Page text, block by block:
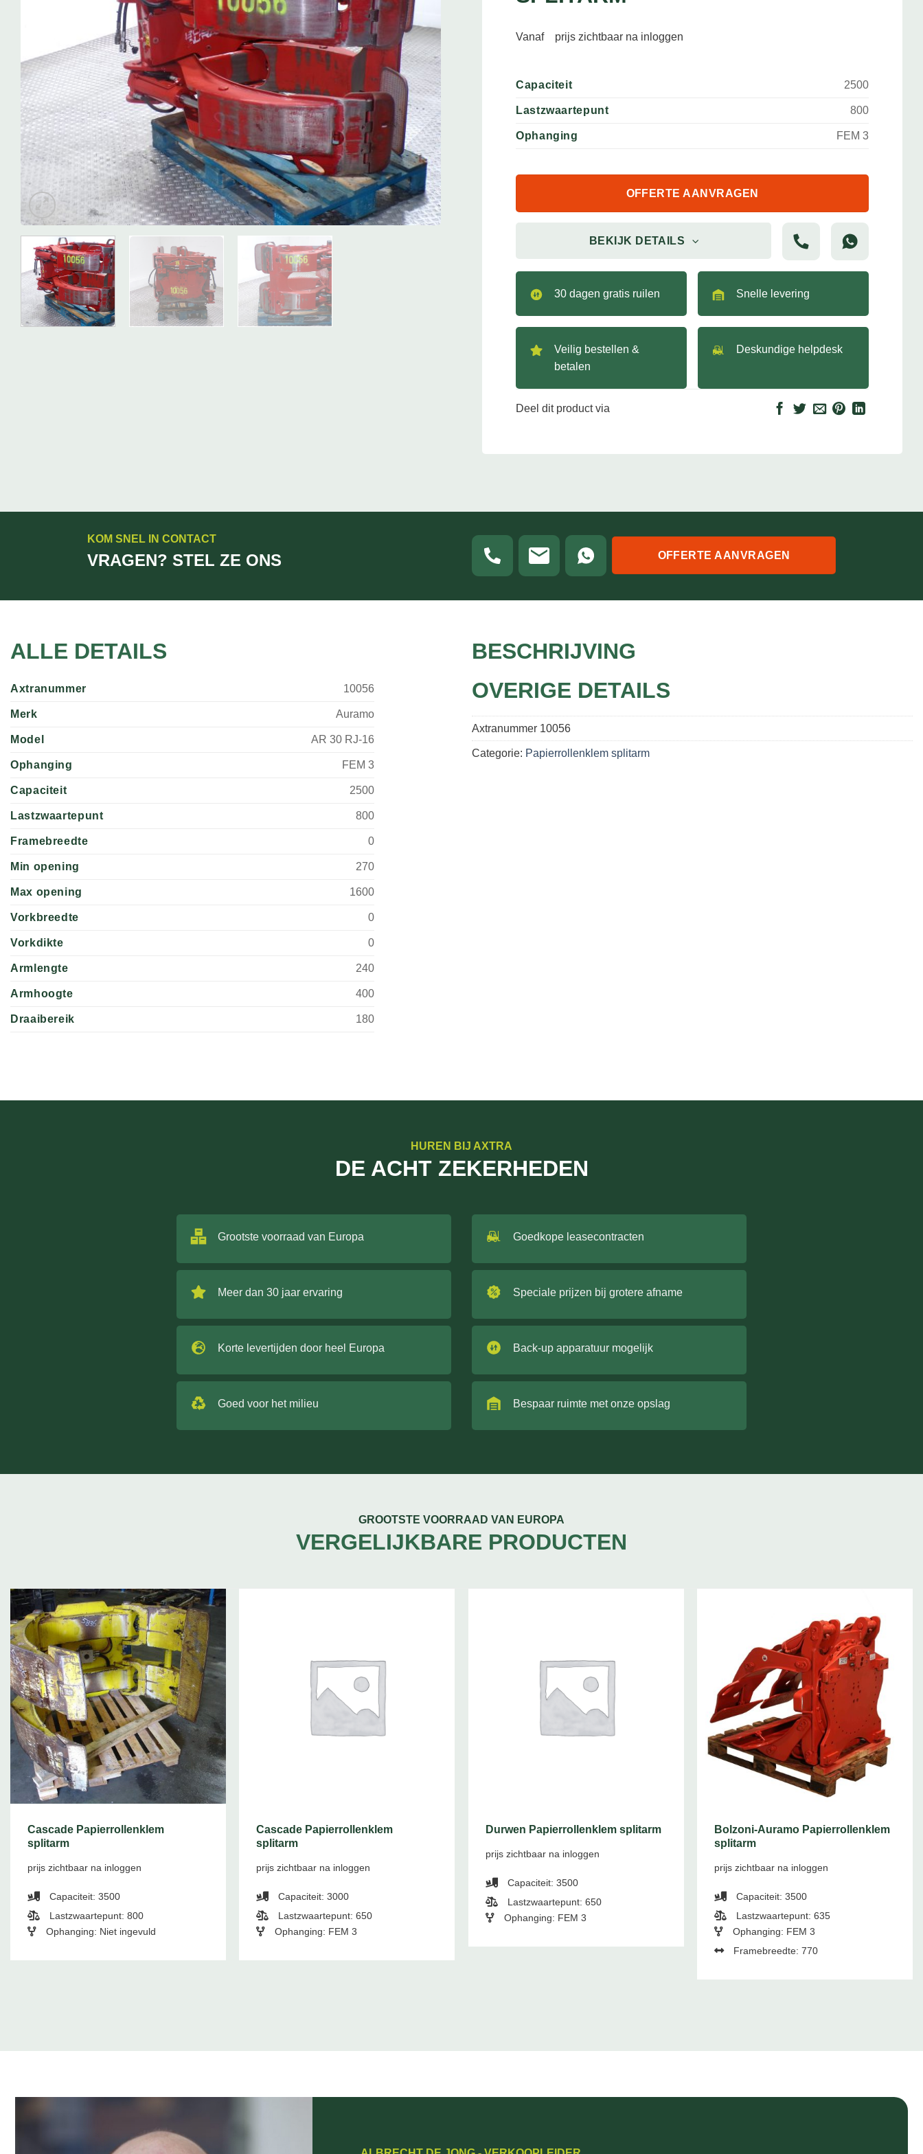
Vanaf prijs zichtbaar na inloggen
Capaciteit 2500
Lastzwaartepunt 800
Ophanging FEM 3
OFFERTE AANVRAGEN
BEKIJK DETAILS
30 dagen gratis ruilen Snelle levering
Veilig bestellen &
betalen
Deskundige helpdesk
Deel dit product via
KOM SNEL IN CONTACT
VRAGEN? STEL ZE ONS OFFERTE AANVRAGEN
ALLE DETAILS
Axtranummer 10056
Merk Auramo
Model AR 30 RJ-16
Ophanging FEM 3
Capaciteit 2500
Lastzwaartepunt 800
Framebreedte 0
Min opening 270
Max opening 1600
Vorkbreedte 0
Vorkdikte 0
Armlengte 240
Armhoogte 400
Draaibereik 180
BESCHRIJVING
OVERIGE DETAILS
Axtranummer 10056
Categorie: Papierrollenklem splitarm
HUREN BIJ AXTRA
DE ACHT ZEKERHEDEN
Grootste voorraad van Europa
Meer dan 30 jaar ervaring
Korte levertijden door heel Europa
Goed voor het milieu
Goedkope leasecontracten
Speciale prijzen bij grotere afname
Back-up apparatuur mogelijk
Bespaar ruimte met onze opslag
GROOTSTE VOORRAAD VAN EUROPA
VERGELIJKBARE PRODUCTEN
Cascade Papierrollenklem
splitarm
prijs zichtbaar na inloggen
Capaciteit: 3500
Lastzwaartepunt: 800
Ophanging: Niet ingevuld
Cascade Papierrollenklem
splitarm
prijs zichtbaar na inloggen
Capaciteit: 3000
Lastzwaartepunt: 650
Ophanging: FEM 3
Durwen Papierrollenklem splitarm
prijs zichtbaar na inloggen
Capaciteit: 3500
Lastzwaartepunt: 650
Ophanging: FEM 3
Bolzoni-Auramo Papierrollenklem
splitarm
prijs zichtbaar na inloggen
Capaciteit: 3500
Lastzwaartepunt: 635
Ophanging: FEM 3
Framebreedte: 770